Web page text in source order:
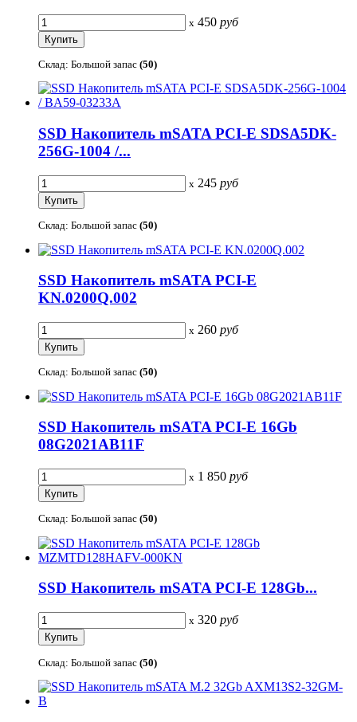
x 450 руб
Склад: Большой запас (50)
SSD Накопитель mSATA PCI-E SDSA5DK-
256G-1004 /...
x 245 руб
Склад: Большой запас (50)
SSD Накопитель mSATA PCI-E
KN.0200Q.002
x 260 руб
Склад: Большой запас (50)
SSD Накопитель mSATA PCI-E 16Gb
08G2021AB11F
x 1 850 руб
Склад: Большой запас (50)
SSD Накопитель mSATA PCI-E 128Gb...
x 320 руб
Склад: Большой запас (50)